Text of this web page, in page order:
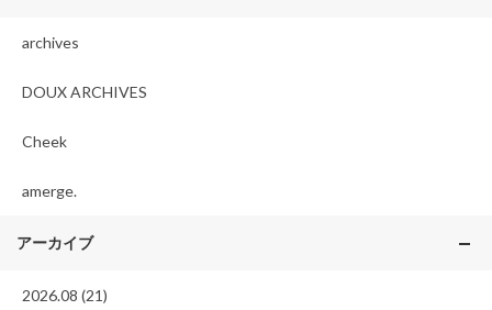
archives
DOUX ARCHIVES
Cheek
amerge.
アーカイブ
2026.08 (21)